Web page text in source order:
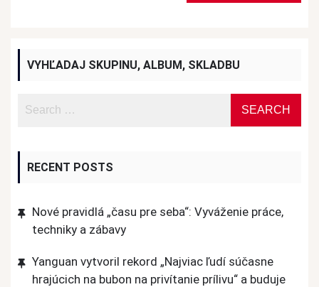
VYHĽADAJ SKUPINU, ALBUM, SKLADBU
RECENT POSTS
Nové pravidlá „času pre seba“: Vyváženie práce,
techniky a zábavy
Yanguan vytvoril rekord „Najviac ľudí súčasne
hrajúcich na bubon na privítanie prílivu“ a buduje